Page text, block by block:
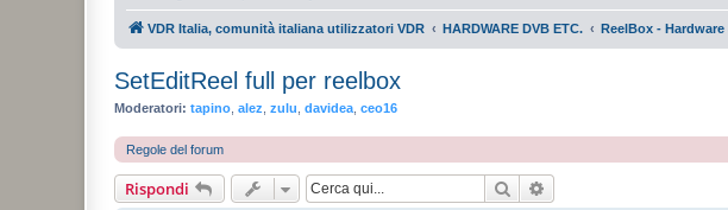
VDR Italia, comunità italiana utilizzatori VDR HARDWARE DVB ETC. ReelBox -
SetEditReel full per reelbox
Moderatori: tapino alez zulu davidea ceo16
Regole del forum
Rispondi Cerca